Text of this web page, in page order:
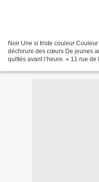
Noir Une si triste couleur
déchirure des cœurs De jeunes
quittés avant l’heure. « 11 rue